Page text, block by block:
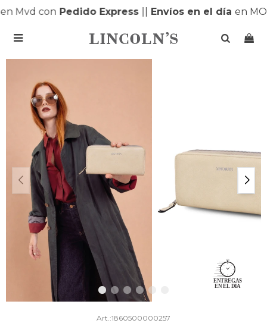
Mvd conPedido Express| Envíos en el díaen

1860500000257